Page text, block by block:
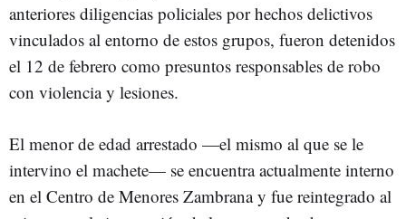
anteriores diligencias policiales por hechos delictivos
vinculados al entorno de estos grupos, fueron detenidos
el 12 de febrero como presuntos responsables de robo
con violencia y lesiones.
El menor de edad arrestado —el mismo al que se le
intervino el machete— se encuentra actualmente interno
en el Centro de Menores Zambrana y fue reintegrado al